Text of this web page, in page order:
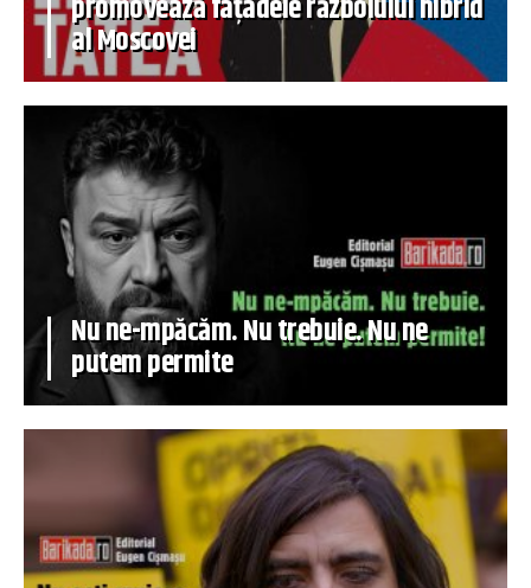
promovează fațadele războiului hibrid
al Moscovei
Nu ne-mpăcăm. Nu trebuie. Nu ne
putem permite